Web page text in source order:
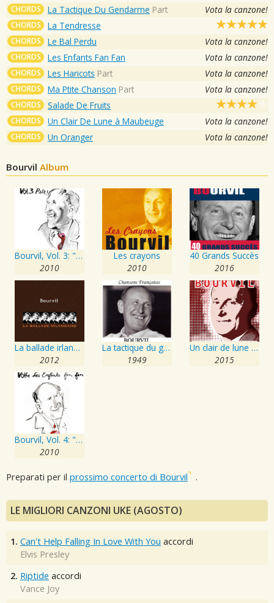
CHORDS La Tactique Du Gendarme Part Vota la canzone!
CHORDS La Tendresse
CHORDS Le Bal Perdu Vota la canzone!
CHORDS Les Enfants Fan Fan Vota la canzone!
CHORDS Les Haricots Part Vota la canzone!
CHORDS Ma Ptite Chanson Part Vota la canzone!
CHORDS Salade De Fruits
CHORDS Un Clair De Lune à Maubeuge Vota la canzone!
CHORDS Un Oranger Vota la canzone!
Bourvil Album
Bourvil, Vol. 3: "Pstt!"
2010
Les crayons
2010
40 Grands Succès
2016
La ballade irlandaise
2012
La tactique du gendarme
1949
Un clair de lune à Maubeuge avec Bourvil
2015
Bourvil, Vol. 4: "Les enfants fan fan"
2010
Preparati per il prossimo concerto di Bourvil .
LE MIGLIORI CANZONI UKE (AGOSTO)
1. Can't Help Falling In Love With You accordi
Elvis Presley
2. Riptide accordi
Vance Joy